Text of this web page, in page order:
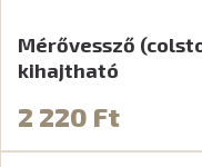
Mérővessző
kihajtható
2 220 Ft